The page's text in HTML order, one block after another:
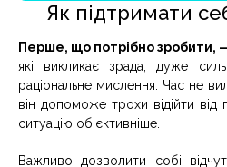
Як підтримати
Перше, що потрібно зробити,
які викликає зрада, дуже
раціональне мислення. Час не
він допоможе трохи відійти від
ситуацію об’єктивніше.
Важливо дозволити собі